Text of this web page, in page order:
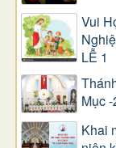
Vui
LỄ 1
Mục
Khai